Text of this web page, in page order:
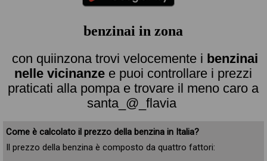
benzinai in zona
con quiinzona trovi velocemente i benzinai
nelle vicinanze e puoi controllare i prezzi
praticati alla pompa e trovare il meno caro a
santa_@_flavia
Come è calcolato il prezzo della benzina in Italia?
Il prezzo della benzina è composto da quattro fattori: